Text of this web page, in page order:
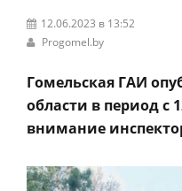
12.06.2023 в 13:52
Progomel.by
Гомельская ГАИ
области в период с
внимание